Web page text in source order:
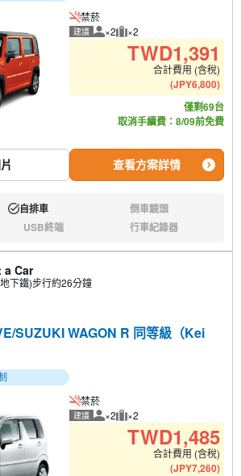
禁菸
建議 建議人數
×2 建議行李數量
×2
TWD1,391
合計費用 (含稅)
(JPY6,800)
僅剩69台
取消手續費：8/09前免費
查看方案詳情
有:自排車 倒車鏡頭
USB終端 行車紀錄器
a Car
下鐵)步行約26分鐘
SUZUKI WAGON R 同等級（Kei
禁菸
建議 建議人數
×2 建議行李數量
×2
TWD1,485
合計費用 (含稅)
(JPY7,260)